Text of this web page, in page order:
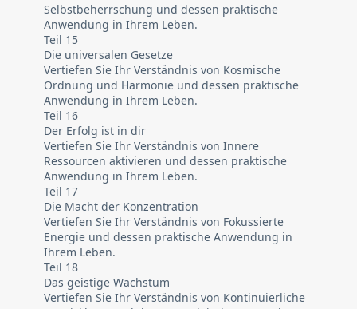
Selbstbeherrschung und dessen praktische
Anwendung in Ihrem Leben.
Teil 15
Die universalen Gesetze
Vertiefen Sie Ihr Verständnis von Kosmische
Ordnung und Harmonie und dessen praktische
Anwendung in Ihrem Leben.
Teil 16
Der Erfolg ist in dir
Vertiefen Sie Ihr Verständnis von Innere
Ressourcen aktivieren und dessen praktische
Anwendung in Ihrem Leben.
Teil 17
Die Macht der Konzentration
Vertiefen Sie Ihr Verständnis von Fokussierte
Energie und dessen praktische Anwendung in
Ihrem Leben.
Teil 18
Das geistige Wachstum
Vertiefen Sie Ihr Verständnis von Kontinuierliche